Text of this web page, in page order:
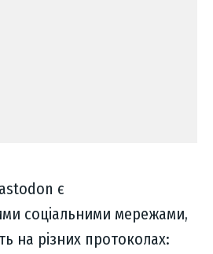
є
соціальними мережами,
на різних протоколах: